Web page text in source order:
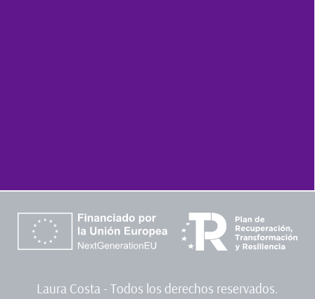
Laura Costa - Todos los derechos reservados.